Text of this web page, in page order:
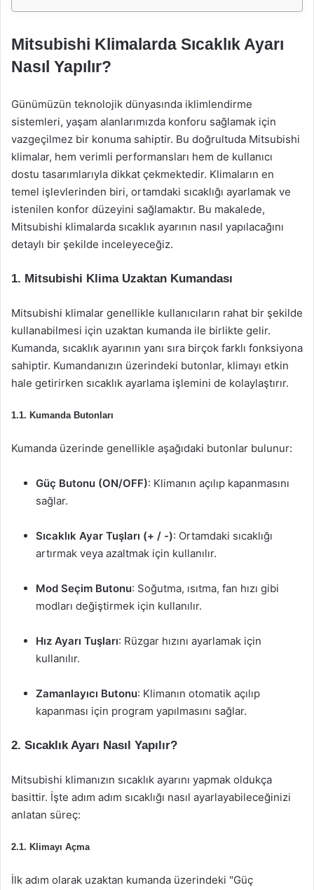
Mitsubishi Klimalarda Sıcaklık Ayarı
Nasıl Yapılır?
Günümüzün teknolojik dünyasında iklimlendirme
sistemleri, yaşam alanlarımızda konforu sağlamak için
vazgeçilmez bir konuma sahiptir. Bu doğrultuda Mitsubishi
klimalar, hem verimli performansları hem de kullanıcı
dostu tasarımlarıyla dikkat çekmektedir. Klimaların en
temel işlevlerinden biri, ortamdaki sıcaklığı ayarlamak ve
istenilen konfor düzeyini sağlamaktır. Bu makalede,
Mitsubishi klimalarda sıcaklık ayarının nasıl yapılacağını
detaylı bir şekilde inceleyeceğiz.
1. Mitsubishi Klima Uzaktan Kumandası
Mitsubishi klimalar genellikle kullanıcıların rahat bir şekilde
kullanabilmesi için uzaktan kumanda ile birlikte gelir.
Kumanda, sıcaklık ayarının yanı sıra birçok farklı fonksiyona
sahiptir. Kumandanızın üzerindeki butonlar, klimayı etkin
hale getirirken sıcaklık ayarlama işlemini de kolaylaştırır.
1.1. Kumanda Butonları
Kumanda üzerinde genellikle aşağıdaki butonlar bulunur:
Güç Butonu (ON/OFF): Klimanın açılıp kapanmasını
sağlar.
Sıcaklık Ayar Tuşları (+ / -): Ortamdaki sıcaklığı
artırmak veya azaltmak için kullanılır.
Mod Seçim Butonu: Soğutma, ısıtma, fan hızı gibi
modları değiştirmek için kullanılır.
Hız Ayarı Tuşları: Rüzgar hızını ayarlamak için
kullanılır.
Zamanlayıcı Butonu: Klimanın otomatik açılıp
kapanması için program yapılmasını sağlar.
2. Sıcaklık Ayarı Nasıl Yapılır?
Mitsubishi klimanızın sıcaklık ayarını yapmak oldukça
basittir. İşte adım adım sıcaklığı nasıl ayarlayabileceğinizi
anlatan süreç:
2.1. Klimayı Açma
İlk adım olarak uzaktan kumanda üzerindeki "Güç